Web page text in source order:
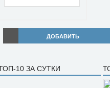
ДОБАВИТЬ
10 ЗА СУТКИ